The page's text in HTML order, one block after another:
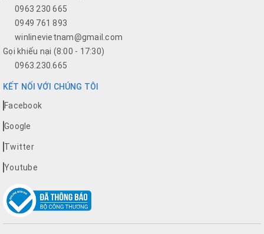
0963 230 665
0949 761 893
winlinevietnam@gmail.com
Gọi khiếu nại (8:00 - 17:30)
0963.230.665
KẾT NỐI VỚI CHÚNG TÔI
Facebook
Google
Twitter
Youtube